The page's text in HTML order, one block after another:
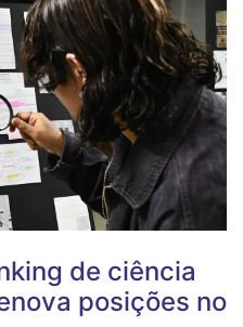
de ciência
posições no